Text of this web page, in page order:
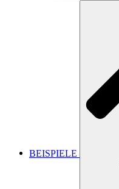
BEISPIELE